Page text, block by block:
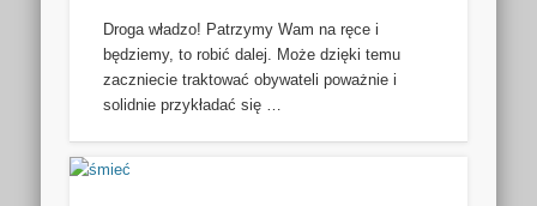
Droga władzo! Patrzymy Wam na ręce i
będziemy, to robić dalej. Może dzięki temu
zaczniecie traktować obywateli poważnie i
solidnie przykładać się …